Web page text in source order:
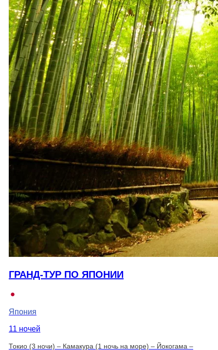
ГРАНД-ТУР ПО ЯПОНИИ
Япония
11 ночей
Токио (3 ночи) – Камакура (1 ночь на море) – Йокогама –